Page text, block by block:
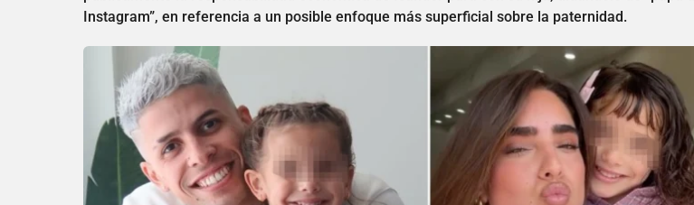
Instagram”, en referencia a un posible enfoque más superficial sobre la paternidad.